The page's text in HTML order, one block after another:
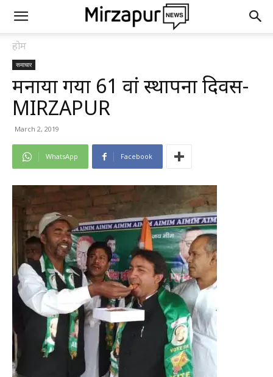
होम
समाचार
मनाया गया 61 वां स्थापना दिवस-
MIRZAPUR
March 2, 2019
WhatsApp Facebook